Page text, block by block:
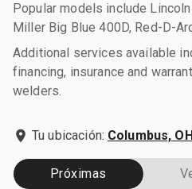
Popular models include Lincoln
Miller Big Blue 400D, Red-D-
Additional services available
financing, insurance and
welders.
Tu ubicación: Columbus,
Próximas